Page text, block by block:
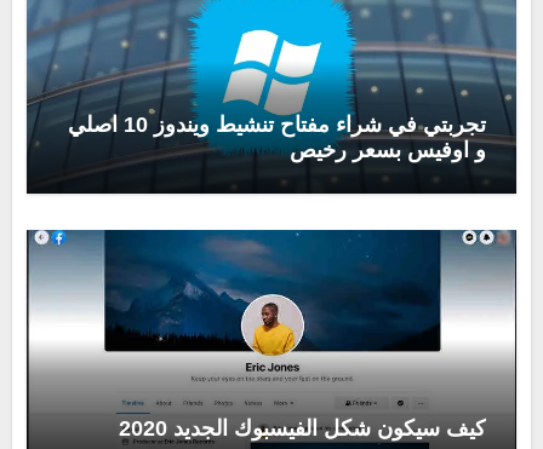
تجربتي في شراء مفتاح تنشيط ويندوز 10 اصلي
و اوفيس بسعر رخيص
كيف سيكون شكل الفيسبوك الجديد 2020